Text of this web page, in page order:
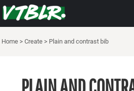
Home > Create > Plain and contrast bib
PLAIN AND